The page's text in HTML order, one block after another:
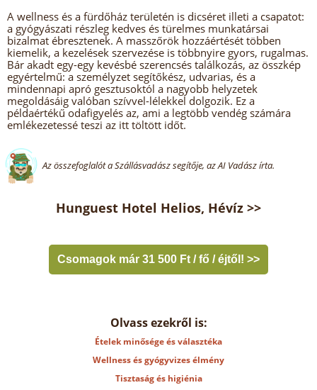
A wellness és a fürdőház területén is dicséret illeti a csapatot:
a gyógyászati részleg kedves és türelmes munkatársai
bizalmat ébresztenek. A masszőrök hozzáértését többen
kiemelik, a kezelések szervezése is többnyire gyors, rugalmas.
Bár akadt egy-egy kevésbé szerencsés találkozás, az összkép
egyértelmű: a személyzet segítőkész, udvarias, és a
mindennapi apró gesztusoktól a nagyobb helyzetek
megoldásáig valóban szívvel-lélekkel dolgozik. Ez a
példaértékű odafigyelés az, ami a legtöbb vendég számára
emlékezetessé teszi az itt töltött időt.
Az összefoglalót a Szállásvadász segítője, az AI Vadász írta.
Hunguest Hotel Helios, Hévíz >>
Csomagok már 31 500 Ft / fő / éjtől! >>
Olvass ezekről is:
Ételek minősége és választéka
Wellness és gyógyvizes élmény
Tisztaság és higiénia